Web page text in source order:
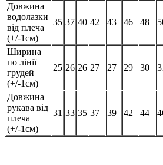
Довжина
водолазки
від плеча
(+/-1см)
35 37 40 42 43 46 48
Ширина
по лінії
грудей
(+/-1см)
25 26 26 27 27 29 30
Довжина
рукава від
плеча
(+/-1см)
31 33 35 37 39 42 44